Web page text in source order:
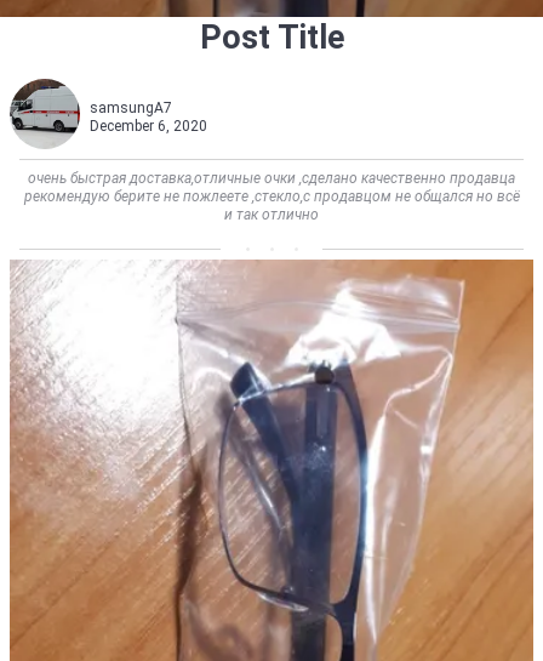
Post Title
samsungA7
December 6, 2020
очень быстрая доставка,отличные очки ,сделано качественно продавца
рекомендую берите не пожлеете ,стекло,с продавцом не общался но всё
и так отлично